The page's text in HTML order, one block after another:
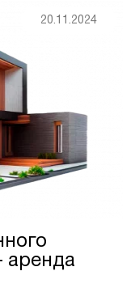
20.11.2024
аренда